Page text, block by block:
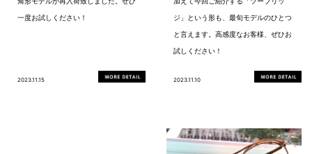
一度お試しください！
2023.11.15
ジ」という形も、最旬モデルのひとつ
と言えます。高感度なお客様、ぜひお
試しください！
2023.11.10